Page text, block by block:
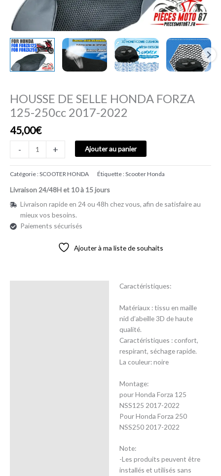
HOUSSE DE SELLE HONDA FORZA
125-250cc 2017-2022
45,00€
- + Ajouter au panier
Catégorie :SCOOTER HONDA Étiquette :Scooter Honda
Livraison 24/48H et 10 à 15 jours
Livraison rapide en 24 ou 48h chez vous, afin de satisfaire au
mieux vos besoins.
Paiements sécurisés
Ajouter à ma liste de souhaits
Caractéristiques:
Matériaux : tissu en maille
nid d’abeille 3D de haute
qualité.
Caractéristiques : confort,
respirant, séchage rapide.
La couleur: noire
Montage:
pour Honda Forza 125
NSS125 2017-2022
Pour Honda Forza 250
NSS250 2017-2022
Note:
-Les produits peuvent être
installés et utilisés sans